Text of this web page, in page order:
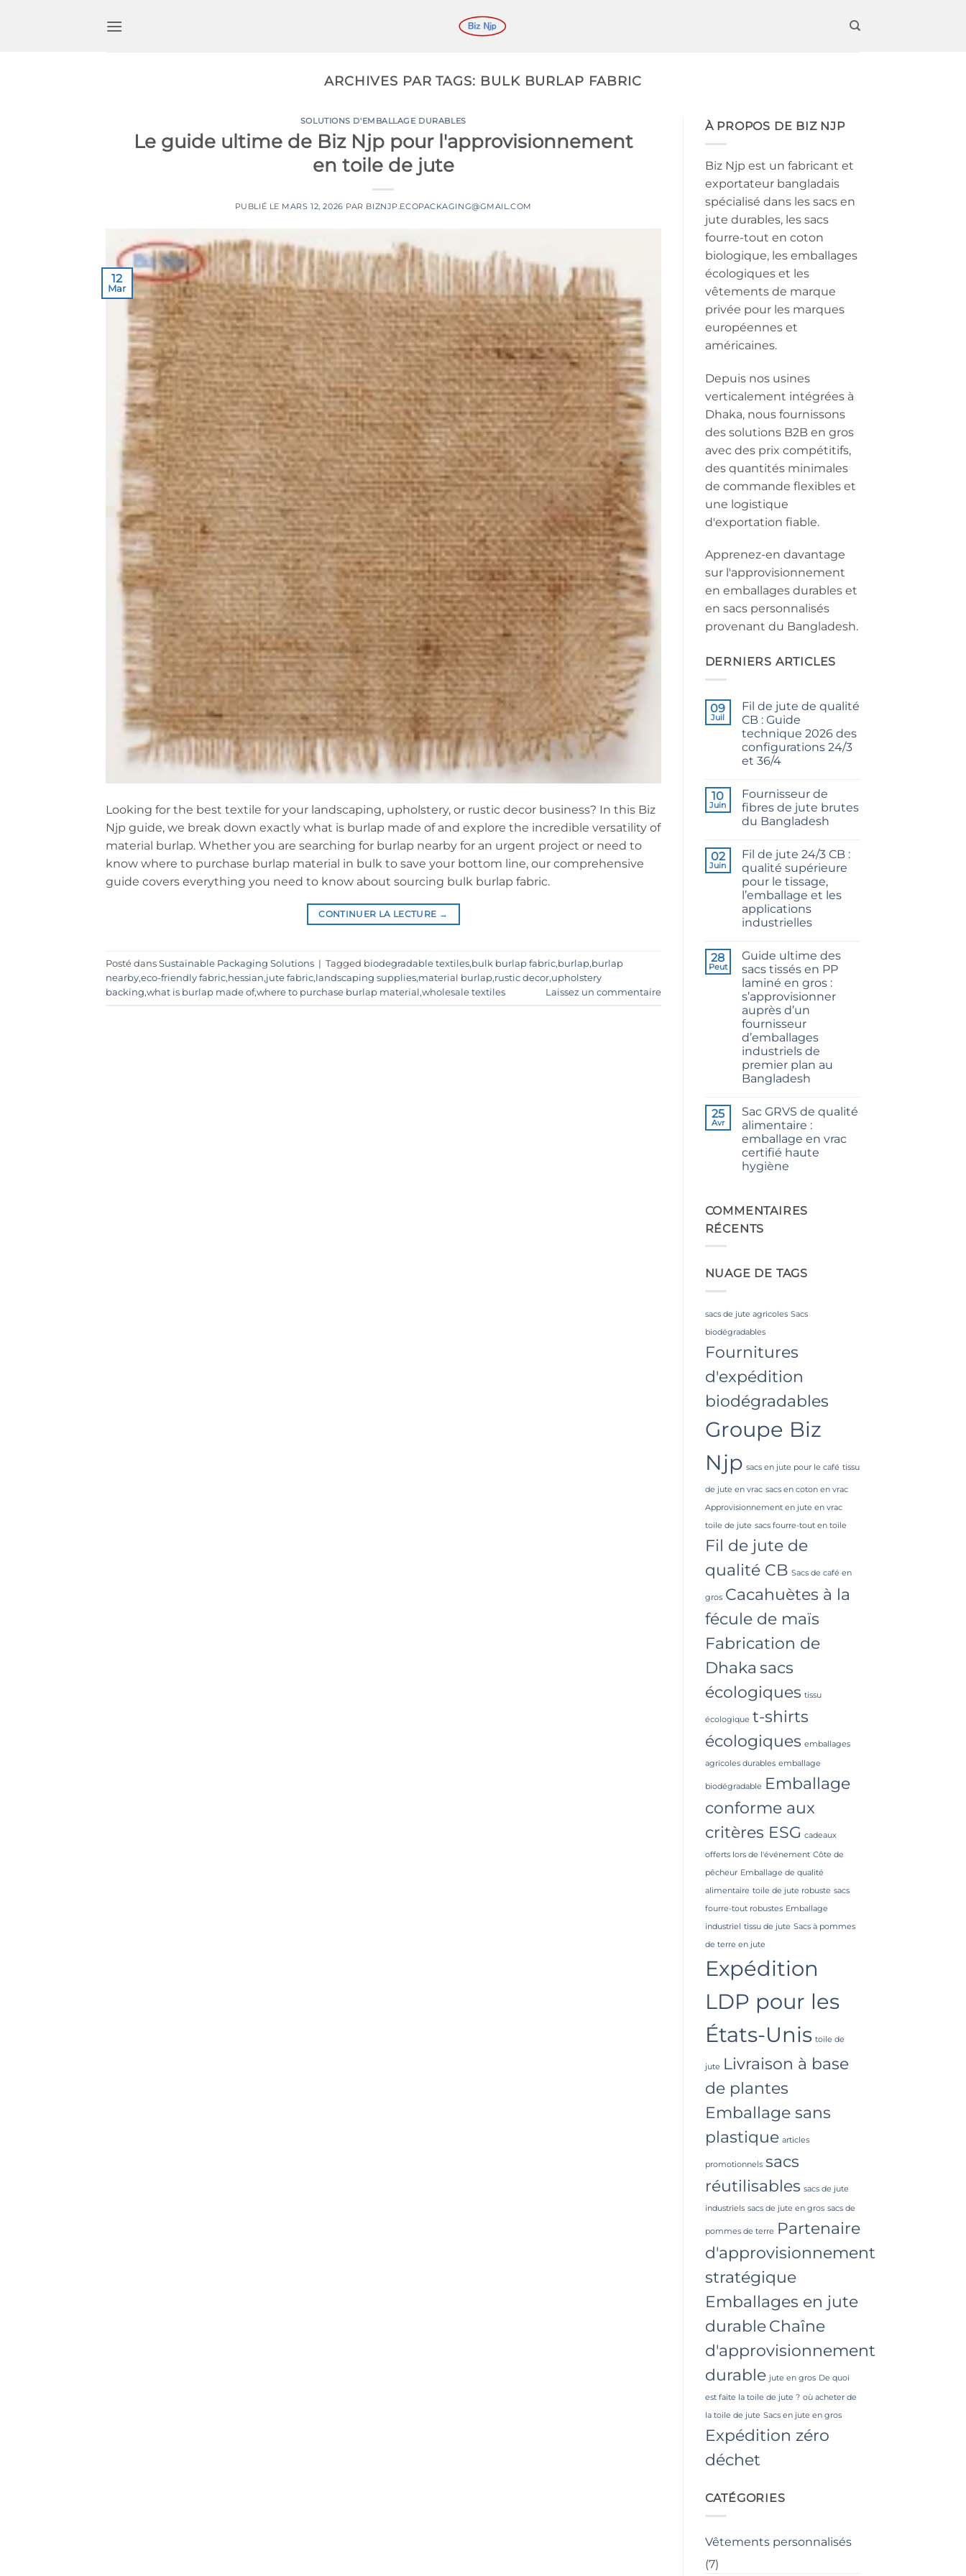
ARCHIVES PAR TAGS: BULK BURLAP FABRIC
SOLUTIONS D'EMBALLAGE DURABLES
Le guide ultime de Biz Njp pour l'approvisionnement
en toile de jute
PUBLIÉ LE MARS 12, 2026 PAR BIZNJP.ECOPACKAGING@GMAIL.COM
12
Mar
Looking for the best textile for your landscaping, upholstery, or rustic decor business? In this Biz
Njp guide, we break down exactly what is burlap made of and explore the incredible versatility of
material burlap. Whether you are searching for burlap nearby for an urgent project or need to
know where to purchase burlap material in bulk to save your bottom line, our comprehensive
guide covers everything you need to know about sourcing bulk burlap fabric.
CONTINUER LA LECTURE →
Posté dans Sustainable Packaging Solutions | Tagged biodegradable textiles,bulk burlap fabric,burlap,burlap
nearby,eco-friendly fabric,hessian,jute fabric,landscaping supplies,material burlap,rustic decor,upholstery
backing,what is burlap made of,where to purchase burlap material,wholesale textiles Laissez un commentaire
À PROPOS DE BIZ NJP
Biz Njp est un fabricant et
exportateur bangladais
spécialisé dans les sacs en
jute durables, les sacs
fourre-tout en coton
biologique, les emballages
écologiques et les
vêtements de marque
privée pour les marques
européennes et
américaines.
Depuis nos usines
verticalement intégrées à
Dhaka, nous fournissons
des solutions B2B en gros
avec des prix compétitifs,
des quantités minimales
de commande flexibles et
une logistique
d'exportation fiable.
Apprenez-en davantage
sur l'approvisionnement
en emballages durables et
en sacs personnalisés
provenant du Bangladesh.
DERNIERS ARTICLES
09
Juil
Fil de jute de qualité
CB : Guide
technique 2026 des
configurations 24/3
et 36/4
sur
CB
Grade
Jute
Technical
2026
Guide
to
24/3
and
36/4
Configurations
10
Juin
Fournisseur de
fibres de jute brutes
du Bangladesh
sur
Raw
Jute
Fibre
Supplier
Bangladesh
02
Juin
Fil de jute 24/3 CB :
qualité supérieure
pour le tissage,
l’emballage et les
applications
industrielles
sur
24/3
CB
Grade
Jute
Yarn:
Premium
Quality
for
Weaving,
Packaging
and
Industrial
Applications
28
Peut
Guide ultime des
sacs tissés en PP
laminé en gros :
s’approvisionner
auprès d’un
fournisseur
d’emballages
industriels de
premier plan au
Bangladesh
sur
The
Ultimate
Guide
to
Laminated
PP
Woven
Sourcing
from
a
Premier
in
Bangladesh
25
Avr
Sac GRVS de qualité
alimentaire :
emballage en vrac
certifié haute
hygiène
Food
Grade
FIBC
Bag:
Bulk
COMMENTAIRES
RÉCENTS
NUAGE DE TAGS
sacs de jute agricoles Sacs
biodégradables
Fournitures
d'expédition
biodégradables
Groupe Biz
Njp sacs en jute pour le café tissu
de jute en vrac sacs en coton en vrac
Approvisionnement en jute en vrac
toile de jute sacs fourre-tout en toile
Fil de jute de
qualité CB Sacs de café en
gros Cacahuètes à la
fécule de maïs
Fabrication de
Dhaka sacs
écologiques tissu
écologique t-shirts
écologiques emballages
agricoles durables emballage
biodégradable Emballage
conforme aux
critères ESG cadeaux
offerts lors de l'événement Côte de
pêcheur Emballage de qualité
alimentaire toile de jute robuste sacs
fourre-tout robustes Emballage
industriel tissu de jute Sacs à pommes
de terre en jute
Expédition
LDP pour les
États-Unis toile de
jute Livraison à base
de plantes
Emballage sans
plastique articles
promotionnels sacs
réutilisables sacs de jute
industriels sacs de jute en gros sacs de
pommes de terre Partenaire
d'approvisionnement
stratégique
Emballages en jute
durable Chaîne
d'approvisionnement
durable jute en gros De quoi
est faite la toile de jute ? où acheter de
la toile de jute Sacs en jute en gros
Expédition zéro
déchet
CATÉGORIES
Vêtements personnalisés
(7)